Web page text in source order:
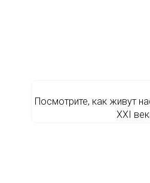
Посмотрите, как живут
ХХI